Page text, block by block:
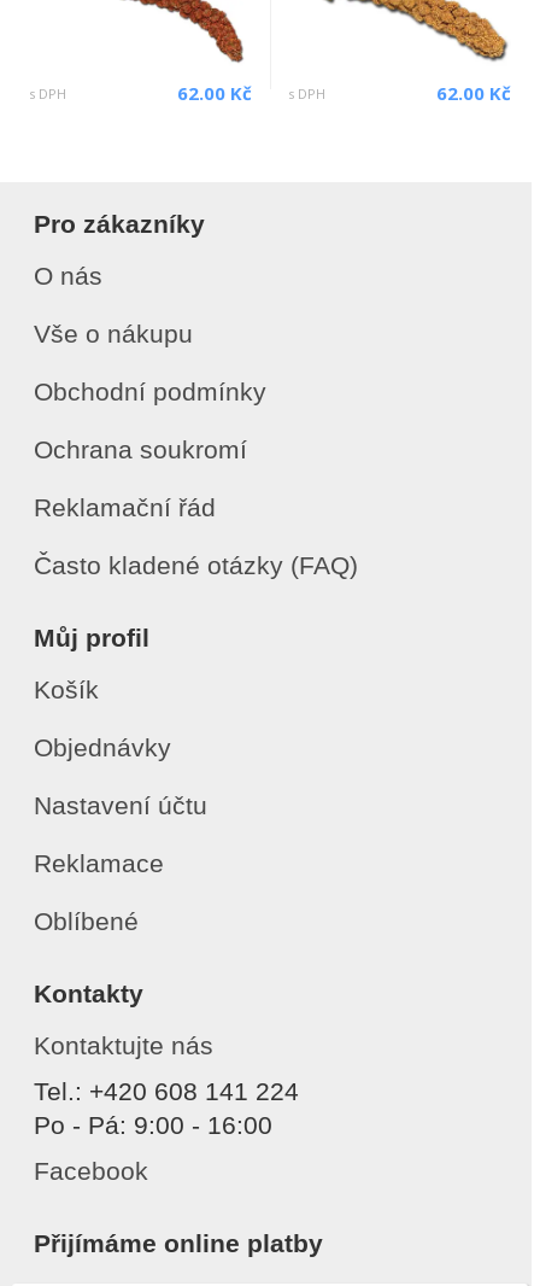
s DPH 62.00 Kč s DPH 62.00 Kč
Pro zákazníky
O nás
Vše o nákupu
Obchodní podmínky
Ochrana soukromí
Reklamační řád
Často kladené otázky (FAQ)
Můj profil
Košík
Objednávky
Nastavení účtu
Reklamace
Oblíbené
Kontakty
Kontaktujte nás
Tel.: +420 608 141 224
Po - Pá: 9:00 - 16:00
Facebook
Přijímáme online platby